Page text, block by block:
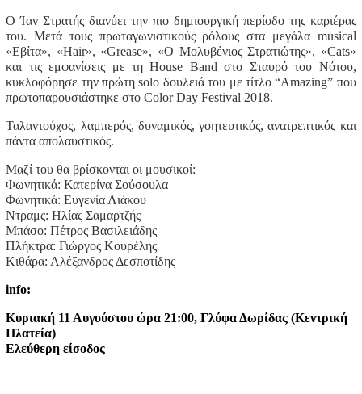
Ο Ίαν Στρατής διανύει την πιο δημιουργική περίοδο της καριέρας
του. Μετά τους πρωταγωνιστικούς ρόλους στα μεγάλα musical
«Εβίτα», «Hair», «Grease», «Ο Μολυβένιος Στρατιώτης», «Cats»
και τις εμφανίσεις με τη House Band στο Σταυρό του Νότου,
κυκλοφόρησε την πρώτη solo δουλειά του με τίτλο “Amazing” που
πρωτοπαρουσιάστηκε στο Color Day Festival 2018.
Ταλαντούχος, λαμπερός, δυναμικός, γοητευτικός, ανατρεπτικός και
πάντα απολαυστικός.
Μαζί του θα βρίσκονται οι μουσικοί:
Φωνητικά: Κατερίνα Σούσουλα
Φωνητικά: Ευγενία Λιάκου
Ντραμς: Ηλίας Σαμαρτζής
Μπάσο: Πέτρος Βασιλειάδης
Πλήκτρα: Γιώργος Κουρέλης
Κιθάρα: Αλέξανδρος Δεσποτίδης
info:
Κυριακή 11 Αυγούστου ώρα 21:00, Γλύφα Δωρίδας (Κεντρική
Πλατεία)
Ελεύθερη είσοδος